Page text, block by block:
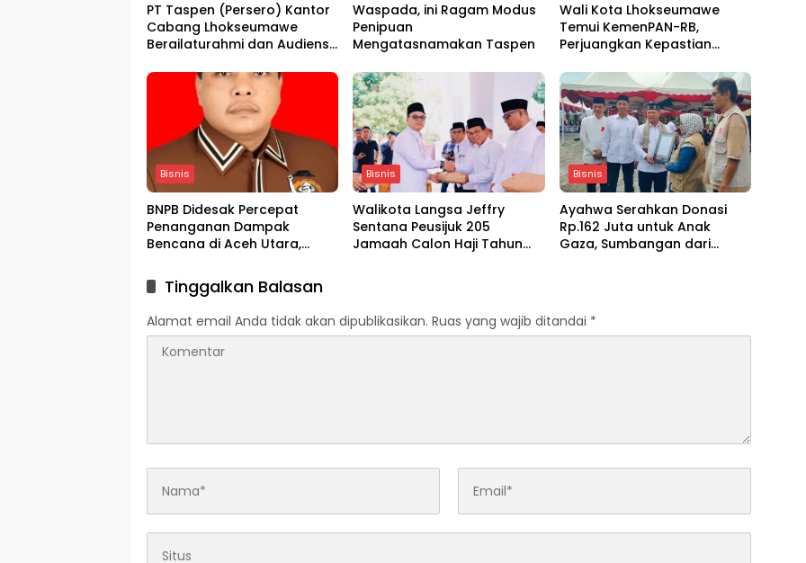
PT Taspen (Persero) Kantor
Cabang Lhokseumawe
Berailaturahmi dan Audiensi
Aceh Tengah terkait
Peningkatan Layanan dan
Kesejahteraan ASN
berkolaborasi dengan
Taspen Group
Waspada, ini Ragam Modus
Penipuan
Mengatasnamakan Taspen
Wali Kota Lhokseumawe
Temui KemenPAN-RB,
Perjuangkan Kepastian
Tekanan Fiskal
Bisnis
BNPB Didesak Percepat
Penanganan Dampak
Bencana di Aceh Utara,
Bisnis
Walikota Langsa Jeffry
Sentana Peusijuk 205
Jamaah Calon Haji Tahun
Bisnis
Ayahwa Serahkan Donasi
Rp.162 Juta untuk Anak
Gaza, Sumbangan dari
Tinggalkan Balasan
Alamat email Anda tidak akan dipublikasikan. Ruas yang wajib ditandai *